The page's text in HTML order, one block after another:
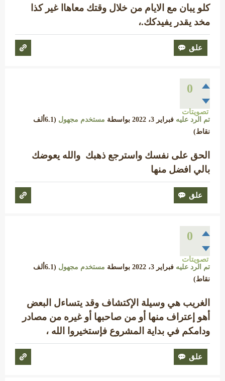
كلو يبان مع الايام من خلال وقتك معاهاا غير كذا
مخد يقدر يفيدكك.،
0
تصويتات
تم الرد عليه فبراير 3، 2022 بواسطة مستخدم مجهول (6.1ألف
نقاط)
الحق على نفسك واسترجع ذهبك والله يعوضك
بالي افضل منها
0
تصويتات
تم الرد عليه فبراير 3، 2022 بواسطة مستخدم مجهول (6.1ألف
نقاط)
الغريب هي وسيلة الإكتشاف وقد يتساءل البعض
أهو إعتراف منها أو من صاحبها أو غيره من مصادر
ودامكم في بداية المشروع فإستخيروا الله ،